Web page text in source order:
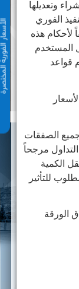
الأسعار
وتعديلها
الفوري
لأحكام هذه
المستخدم
قواعد
الصفقات
مرجحاً
الكمية
للتأثير
الورقة